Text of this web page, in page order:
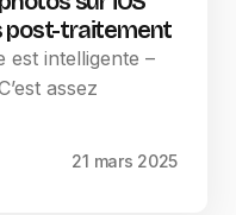
post-traitement
est intelligente –
assez
21 mars 2025